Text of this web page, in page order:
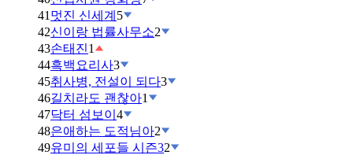
41 멋진 신세계 5
42신이랑 법률사무소2
43손태진1
44흑백요리사3
45취사병, 전설이 되다3
46길치라도 괜찮아1
47닥터 섬보이 4
48은애하는 도적님아2
49유미의 세포들 시즌32